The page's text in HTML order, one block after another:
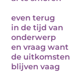
even terug
in de tijd van
onderwerp
en vraag want
de uitkomsten
blijven vaag